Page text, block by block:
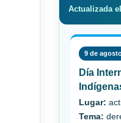
Actualizada
9 de
Día
Lugar:
Tema: